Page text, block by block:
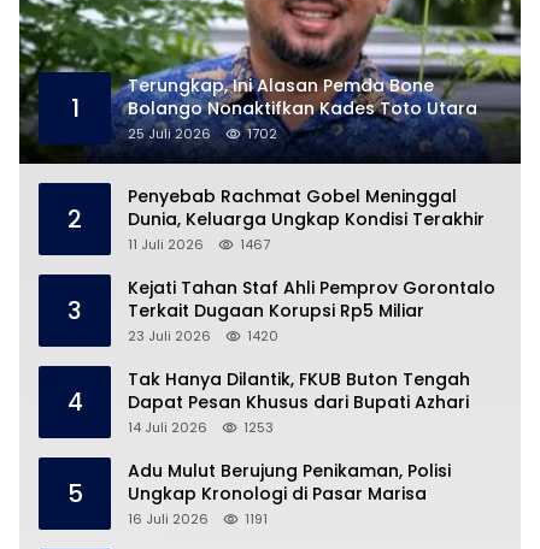
1
Terungkap, Ini Alasan Pemda Bone
Bolango Nonaktifkan Kades Toto Utara
25 Juli 2026 1702
2
Penyebab Rachmat Gobel Meninggal
Dunia, Keluarga Ungkap Kondisi Terakhir
11 Juli 2026 1467
3
Kejati Tahan Staf Ahli Pemprov Gorontalo
Terkait Dugaan Korupsi Rp5 Miliar
23 Juli 2026 1420
4
Tak Hanya Dilantik, FKUB Buton Tengah
Dapat Pesan Khusus dari Bupati Azhari
14 Juli 2026 1253
5
Adu Mulut Berujung Penikaman, Polisi
Ungkap Kronologi di Pasar Marisa
16 Juli 2026 1191